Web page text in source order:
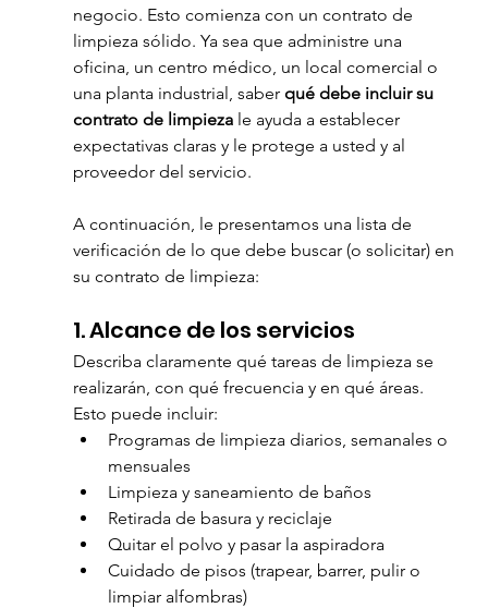
negocio. Esto comienza con un contrato de
limpieza sólido. Ya sea que administre una
oficina, un centro médico, un local comercial o
una planta industrial, saber qué debe incluir su
contrato de limpieza le ayuda a establecer
expectativas claras y le protege a usted y al
proveedor del servicio.
A continuación, le presentamos una lista de
verificación de lo que debe buscar (o solicitar) en
su contrato de limpieza:
1. Alcance de los servicios
Describa claramente qué tareas de limpieza se
realizarán, con qué frecuencia y en qué áreas.
Esto puede incluir:
Programas de limpieza diarios, semanales o
mensuales
Limpieza y saneamiento de baños
Retirada de basura y reciclaje
Quitar el polvo y pasar la aspiradora
Cuidado de pisos (trapear, barrer, pulir o
limpiar alfombras)